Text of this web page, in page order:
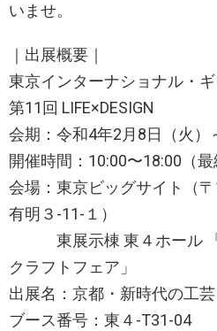
いませ。
｜出展概要｜
東京インターナショナル・
第11回 LIFE×DESIGN
会期：令和4年2月8日（火）
開催時間：10:00〜18:00（最
会場：東京ビッグサイト（
有明３-11-１）
東展示棟 東４ホール 「
クラフトフェア」
出展名：京都・新時代の工芸
ブース番号：東４-T31-04